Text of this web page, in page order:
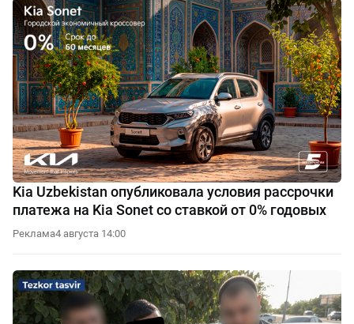
Kia Uzbekistan опубликовала условия рассрочки
платежа на Kia Sonet со ставкой от 0% годовых
Реклама4 августа 14:00